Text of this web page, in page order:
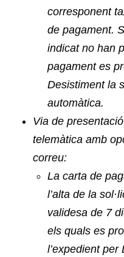
corresponent
de pagament.
indicat no han
pagament es
Desistiment la
automàtica.
Via de
telemàtica amb
correu:
La carta de
l’alta de la
validesa de 7
els quals es
l’expedient per